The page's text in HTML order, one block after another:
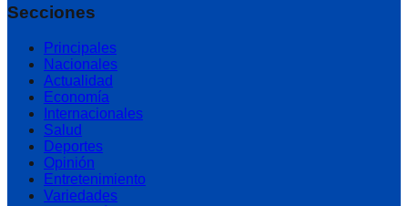
Secciones
Principales
Nacionales
Actualidad
Economía
Internacionales
Salud
Deportes
Opinión
Entretenimiento
Variedades